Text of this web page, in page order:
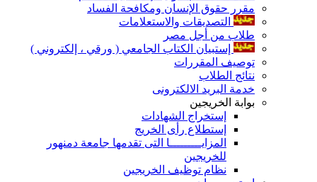
مقرر حقوق الإنسان ومكافحة الفساد
التصديقات والاستعلامات
طلاب من أجل مصر
إستبيان الكتاب الجامعي ( ورقي ، إلكتروني )
توصيف المقررات
نتائج الطلاب
خدمة البريد الالكترونى
بوابة الخريجين
إستخراج الشهادات
إستطلاع رأى الخريج
المزايـــــــــا التى تقدمها جامعة دمنهور
للخريجين
نظام توظيف الخريجين